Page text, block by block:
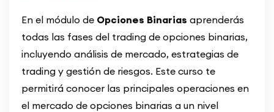
En el módulo de Opciones Binarias aprenderás
todas las fases del trading de opciones binarias,
incluyendo análisis de mercado, estrategias de
trading y gestión de riesgos. Este curso te
permitirá conocer las principales operaciones en
el mercado de opciones binarias a un nivel